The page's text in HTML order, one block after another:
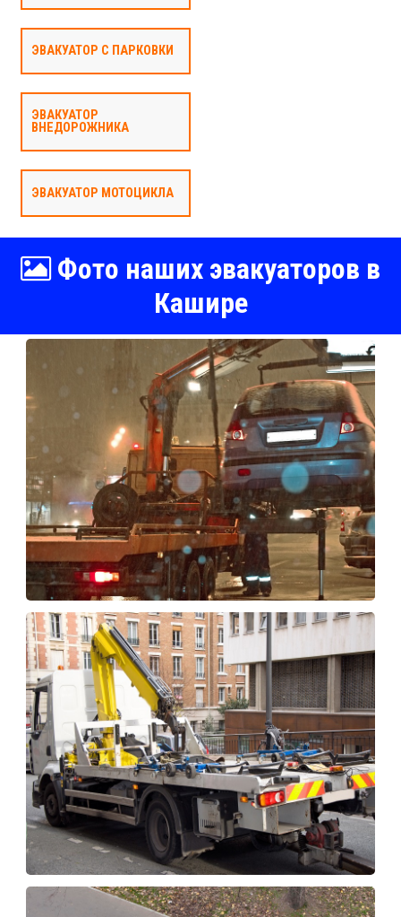
ЭВАКУАТОР С ПАРКОВКИ
ЭВАКУАТОР
ВНЕДОРОЖНИКА
ЭВАКУАТОР МОТОЦИКЛА
Фото наших эвакуаторов в
Кашире